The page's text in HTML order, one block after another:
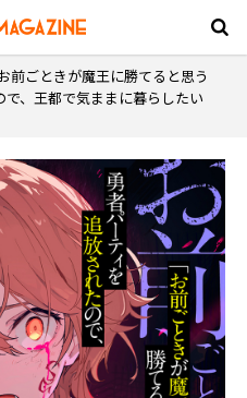
お前ごときが魔王に勝てると思う
、王都で気ままに暮らしたい